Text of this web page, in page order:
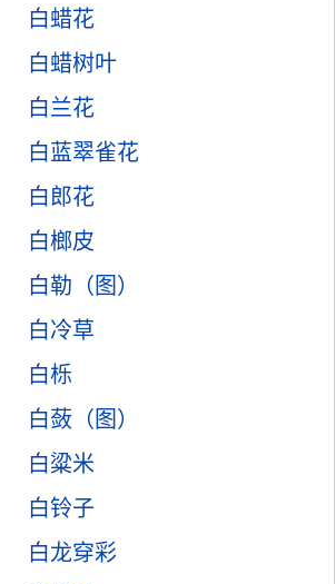
白蜡花
白蜡树叶
白兰花
白蓝翠雀花
白郎花
白榔皮
白勒（图）
白冷草
白栎
白蔹（图）
白粱米
白铃子
白龙穿彩